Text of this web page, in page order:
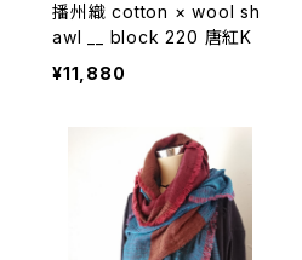
播州織 cotton × wool sh
awl __ block 220 唐紅K
¥11,880